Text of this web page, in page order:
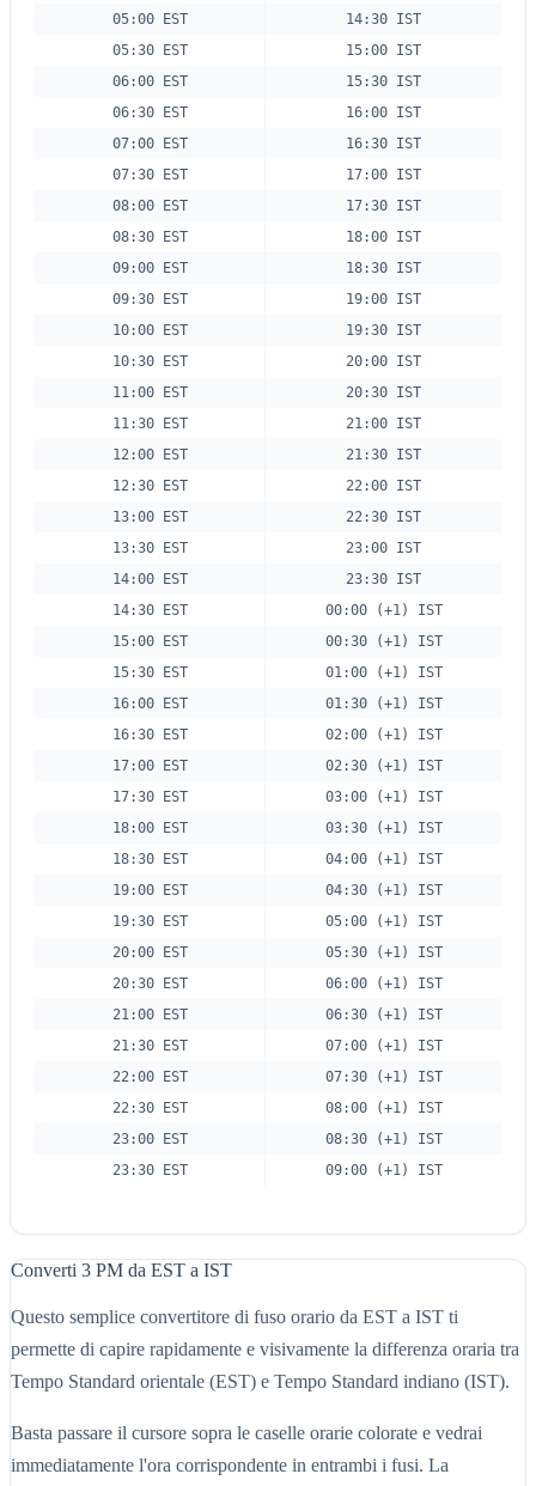
05:00 EST
14:30 IST
05:30 EST
15:00 IST
06:00 EST
15:30 IST
06:30 EST
16:00 IST
07:00 EST
16:30 IST
07:30 EST
17:00 IST
08:00 EST
17:30 IST
08:30 EST
18:00 IST
09:00 EST
18:30 IST
09:30 EST
19:00 IST
10:00 EST
19:30 IST
10:30 EST
20:00 IST
11:00 EST
20:30 IST
11:30 EST
21:00 IST
12:00 EST
21:30 IST
12:30 EST
22:00 IST
13:00 EST
22:30 IST
13:30 EST
23:00 IST
14:00 EST
23:30 IST
14:30 EST
00:00 (+1) IST
15:00 EST
00:30 (+1) IST
15:30 EST
01:00 (+1) IST
16:00 EST
01:30 (+1) IST
16:30 EST
02:00 (+1) IST
17:00 EST
02:30 (+1) IST
17:30 EST
03:00 (+1) IST
18:00 EST
03:30 (+1) IST
18:30 EST
04:00 (+1) IST
19:00 EST
04:30 (+1) IST
19:30 EST
05:00 (+1) IST
20:00 EST
05:30 (+1) IST
20:30 EST
06:00 (+1) IST
21:00 EST
06:30 (+1) IST
21:30 EST
07:00 (+1) IST
22:00 EST
07:30 (+1) IST
22:30 EST
08:00 (+1) IST
23:00 EST
08:30 (+1) IST
23:30 EST
09:00 (+1) IST
Converti 3 PM da EST a IST
Questo semplice convertitore di fuso orario da EST a IST ti
permette di capire rapidamente e visivamente la differenza oraria tra
Tempo Standard orientale (EST) e Tempo Standard indiano (IST).
Basta passare il cursore sopra le caselle orarie colorate e vedrai
immediatamente l'ora corrispondente in entrambi i fusi. La